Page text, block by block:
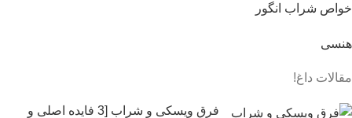
خواص شراب انگور
هنسی
مقالات داغ!
فرق ویسکی و شراب [3 فایده اصلی و